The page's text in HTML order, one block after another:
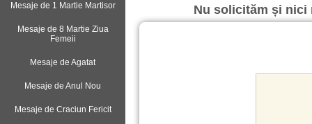
Nu solicităm și nici
Mesaje de 1 Martie Martisor
Mesaje de 8 Martie Ziua
Femeii
Mesaje de Agatat
Mesaje de Anul Nou
Mesaje de Craciun Fericit